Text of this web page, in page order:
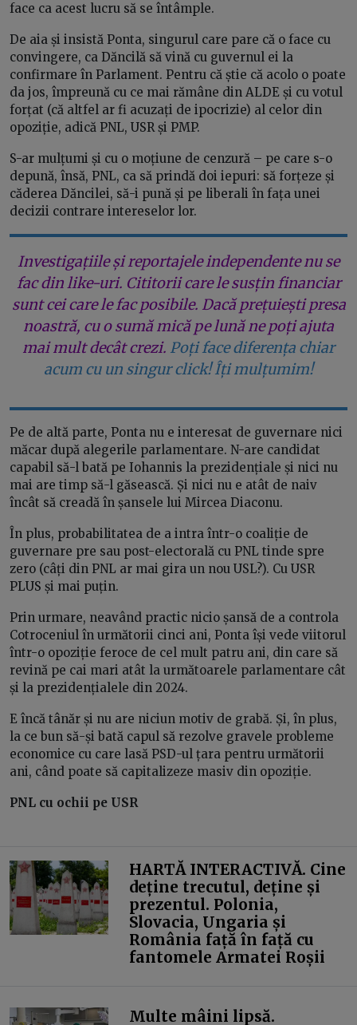
face ca acest lucru să se întâmple.
De aia și insistă Ponta, singurul care pare că o face cu
convingere, ca Dăncilă să vină cu guvernul ei la
confirmare în Parlament. Pentru că știe că acolo o poate
da jos, împreună cu ce mai rămâne din ALDE și cu votul
forțat (că altfel ar fi acuzați de ipocrizie) al celor din
opoziție, adică PNL, USR și PMP.
S-ar mulțumi și cu o moțiune de cenzură – pe care s-o
depună, însă, PNL, ca să prindă doi iepuri: să forțeze și
căderea Dăncilei, să-i pună și pe liberali în fața unei
decizii contrare intereselor lor.
Investigațiile și reportajele independente nu se
fac din like-uri. Cititorii care le susțin financiar
sunt cei care le fac posibile. Dacă prețuiești presa
noastră, cu o sumă mică pe lună ne poți ajuta
mai mult decât crezi. Poți face diferența chiar
acum cu un singur click! Îți mulțumim!
Pe de altă parte, Ponta nu e interesat de guvernare nici
măcar după alegerile parlamentare. N-are candidat
capabil să-l bată pe Iohannis la prezidențiale și nici nu
mai are timp să-l găsească. Și nici nu e atât de naiv
încât să creadă în șansele lui Mircea Diaconu.
În plus, probabilitatea de a intra într-o coaliție de
guvernare pre sau post-electorală cu PNL tinde spre
zero (câți din PNL ar mai gira un nou USL?). Cu USR
PLUS și mai puțin.
Prin urmare, neavând practic nicio șansă de a controla
Cotroceniul în următorii cinci ani, Ponta își vede viitorul
într-o opoziție feroce de cel mult patru ani, din care să
revină pe cai mari atât la următoarele parlamentare cât
și la prezidențialele din 2024.
E încă tânăr și nu are niciun motiv de grabă. Și, în plus,
la ce bun să-și bată capul să rezolve gravele probleme
economice cu care lasă PSD-ul țara pentru următorii
ani, când poate să capitalizeze masiv din opoziție.
PNL cu ochii pe USR
HARTĂ INTERACTIVĂ. Cine
deține trecutul, deține și
prezentul. Polonia,
Slovacia, Ungaria și
România față în față cu
fantomele Armatei Roșii
Multe mâini lipsă.